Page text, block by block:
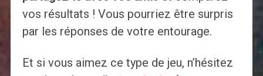
vos résultats ! Vous pourriez être surpris
par les réponses de votre entourage.
Et si vous aimez ce type de jeu, n’hésitez